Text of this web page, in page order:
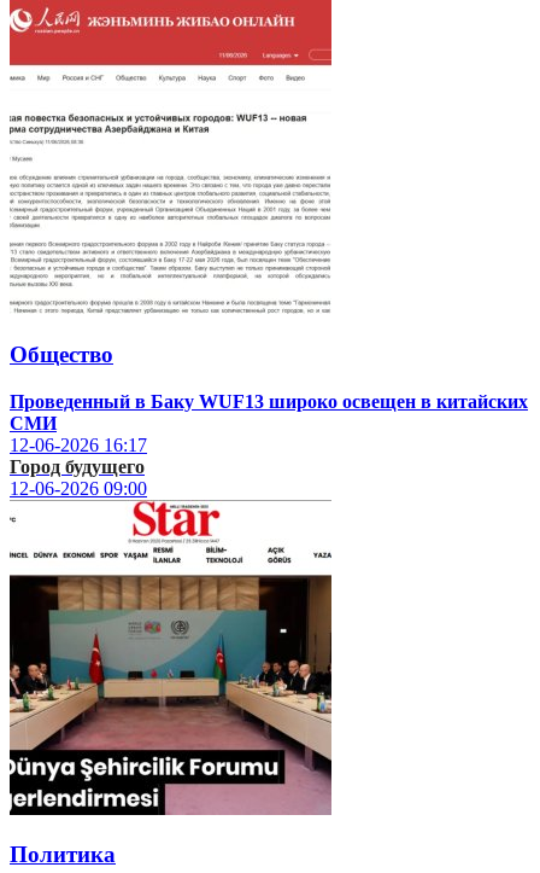
Общество
Проведенный в Баку WUF13 широко освещен в китайских
СМИ
12-06-2026 16:17
Город будущего
12-06-2026 09:00
Политика